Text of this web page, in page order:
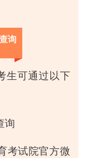
询
生可通过以下
询
考试院官方微